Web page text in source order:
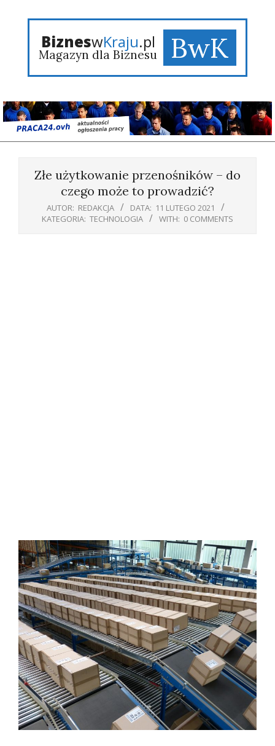
BizneswKraju.pl
Magazyn dla Biznesu BwK
Złe użytkowanie przenośników – do
czego może to prowadzić?
AUTOR: REDAKCJA DATA: 11 LUTEGO 2021
KATEGORIA: TECHNOLOGIA WITH: 0 COMMENTS